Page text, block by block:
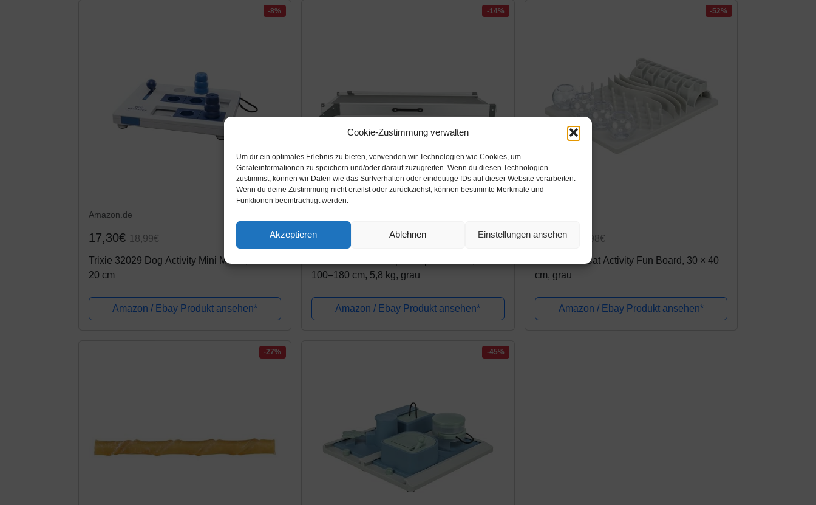
Cookie-Zustimmung verwalten
Um dir ein optimales Erlebnis zu bieten, verwenden wir Technologien wie Cookies, um
Geräteinformationen zu speichern und/oder darauf zuzugreifen. Wenn du diesen Technologien
zustimmst, können wir Daten wie das Surfverhalten oder eindeutige IDs auf dieser Website verarbeiten.
Wenn du deine Zustimmung nicht erteilst oder zurückziehst, können bestimmte Merkmale und
Funktionen beeinträchtigt werden.
Akzeptieren Ablehnen Einstellungen ansehen
-8%
Amazon.de
17,30€ 18,99€
Trixie 32029 Dog Activity Mini Mover, 25 ×
20 cm
Amazon / Ebay Produkt ansehen*
-14%
127,98€ 149,00€
100–180 cm, 5,8 kg, grau
Amazon / Ebay Produkt ansehen*
-52%
11,79€ 24,98€
Trixie 4590 Cat Activity Fun Board, 30 × 40
cm, grau
Amazon / Ebay Produkt ansehen*
-27% -45%